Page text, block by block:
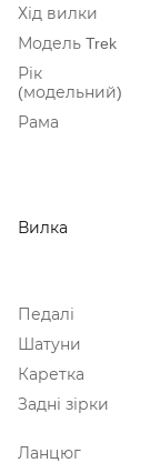
Хід вилки
Модель Trek
Рік
(модельний)
Рама
Вилка
Педалі
Шатуни
Каретка
Задні зірки
Ланцюг